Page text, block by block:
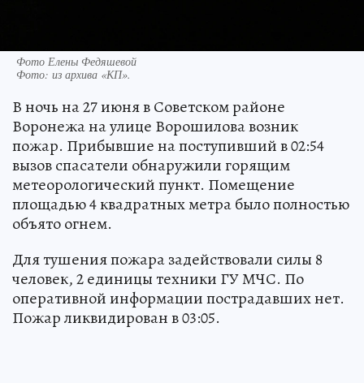
Фото Елены Федяшевой
Фото: из архива «КП».
В ночь на 27 июня в Советском районе
Воронежа на улице Ворошилова возник
пожар. Прибывшие на поступивший в 02:54
вызов спасатели обнаружили горящим
метеорологический пункт. Помещение
площадью 4 квадратных метра было полностью
объято огнем.
Для тушения пожара задействовали силы 8
человек, 2 единицы техники ГУ МЧС. По
оперативной информации пострадавших нет.
Пожар ликвидирован в 03:05.